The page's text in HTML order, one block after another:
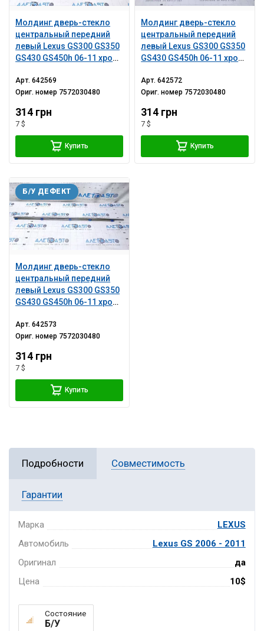
Молдинг дверь-стекло
центральный передний
левый Lexus GS300 GS350
GS430 GS450h 06-11 хром,
Арт.642569
Ориг. номер 7572030480
314 грн
7 $
Купить
Молдинг дверь-стекло
центральный передний
левый Lexus GS300 GS350
GS430 GS450h 06-11 хром,
Арт.642572
Ориг. номер 7572030480
314 грн
7 $
Купить
Молдинг дверь-стекло
центральный передний
левый Lexus GS300 GS350
GS430 GS450h 06-11 хром,
Б/У ДЕФЕКТ
Арт.642573
Ориг. номер 7572030480
314 грн
7 $
Купить
Подробности Совместимость
Гарантии
Марка
LEXUS
Автомобиль
Lexus GS 2006 - 2011
Оригинал
да
Цена
10$
Состояние
Б/У